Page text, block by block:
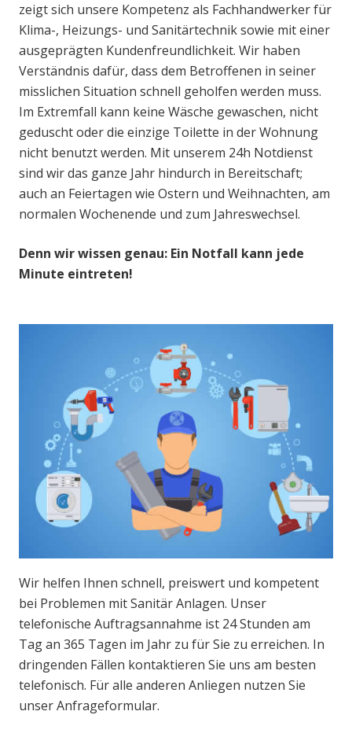
zeigt sich unsere Kompetenz als Fachhandwerker für
Klima-, Heizungs- und Sanitärtechnik sowie mit einer
ausgeprägten Kundenfreundlichkeit. Wir haben
Verständnis dafür, dass dem Betroffenen in seiner
misslichen Situation schnell geholfen werden muss.
Im Extremfall kann keine Wäsche gewaschen, nicht
geduscht oder die einzige Toilette in der Wohnung
nicht benutzt werden. Mit unserem 24h Notdienst
sind wir das ganze Jahr hindurch in Bereitschaft;
auch an Feiertagen wie Ostern und Weihnachten, am
normalen Wochenende und zum Jahreswechsel.
Denn wir wissen genau: Ein Notfall kann jede
Minute eintreten!
Wir helfen Ihnen schnell, preiswert und kompetent
bei Problemen mit Sanitär Anlagen. Unser
telefonische Auftragsannahme ist 24 Stunden am
Tag an 365 Tagen im Jahr zu für Sie zu erreichen. In
dringenden Fällen kontaktieren Sie uns am besten
telefonisch. Für alle anderen Anliegen nutzen Sie
unser Anfrageformular.